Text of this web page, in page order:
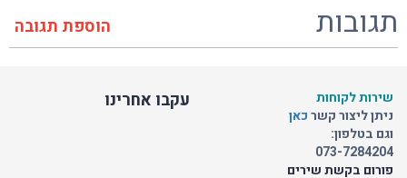
תגובות הוספת תגובה
עקבו אחרינו
שירות לקוחות
ניתן ליצור קשרכאן
וגם בטלפון:
073-7284204
פורום בקשת שירים